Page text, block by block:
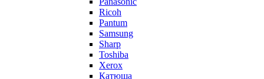
Ricoh
Pantum
Samsung
Sharp
Toshiba
Xerox
Катюша